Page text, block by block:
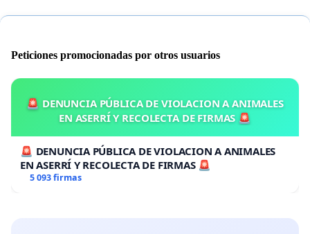
Peticiones promocionadas por otros usuarios
🚨 DENUNCIA PÚBLICA DE VIOLACION A ANIMALES
EN ASERRÍ Y RECOLECTA DE FIRMAS 🚨
🚨 DENUNCIA PÚBLICA DE VIOLACION A ANIMALES
EN ASERRÍ Y RECOLECTA DE FIRMAS 🚨
5 093 firmas